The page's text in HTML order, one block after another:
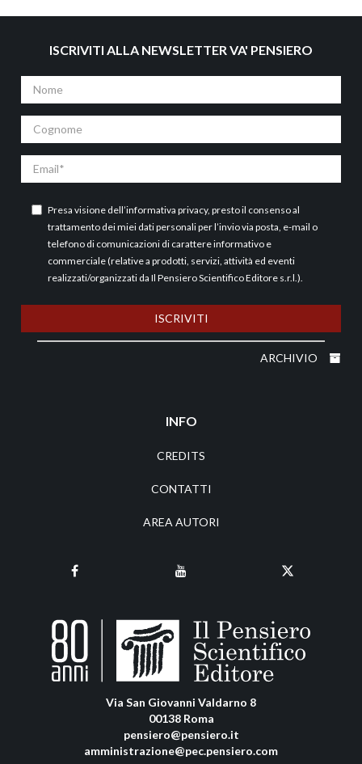
ISCRIVITI ALLA NEWSLETTER VA' PENSIERO
Nome
Cognome
Email
Presa visione dell’informativa privacy, presto il consenso al
trattamento dei miei dati personali per l’invio via posta, e-mail o
telefono di comunicazioni di carattere informativo e
commerciale (relative a prodotti, servizi, attività ed eventi
realizzati/organizzati da Il Pensiero Scientifico Editore s.r.l.).
ISCRIVITI
ARCHIVIO
INFO
CREDITS
CONTATTI
AREA AUTORI
Via San Giovanni Valdarno 8
00138 Roma
pensiero@pensiero.it
amministrazione@pec.pensiero.com